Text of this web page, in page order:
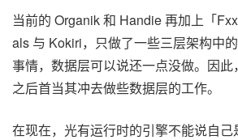
当前的 Organik 和 Handie 再加上「
als 与 Kokiri，只做了一些三层架构中
事情，数据层可以说还一点没做。因此
之后首当其冲去做些数据层的工作。
在现在，光有运行时的引擎不能说自